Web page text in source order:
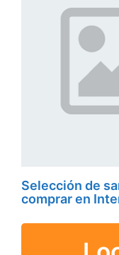
Selección de
comprar en